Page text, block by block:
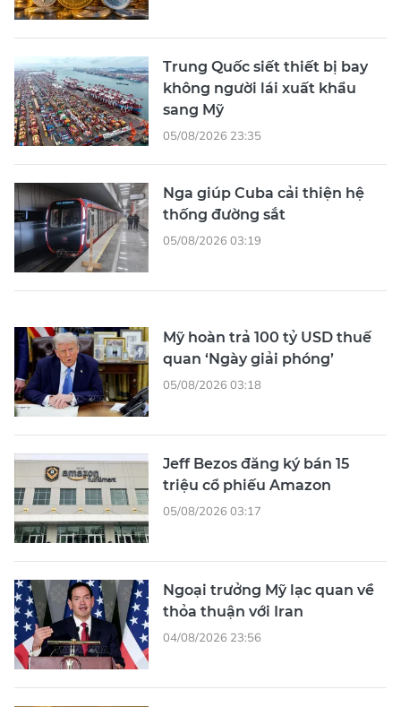
Trung Quốc siết thiết bị bay
không người lái xuất khẩu
sang Mỹ
05/08/2026 23:35
Nga giúp Cuba cải thiện hệ
thống đường sắt
05/08/2026 03:19
Mỹ hoàn trả 100 tỷ USD thuế
quan ‘Ngày giải phóng’
05/08/2026 03:18
Jeff Bezos đăng ký bán 15
triệu cổ phiếu Amazon
05/08/2026 03:17
Ngoại trưởng Mỹ lạc quan về
thỏa thuận với Iran
04/08/2026 23:56